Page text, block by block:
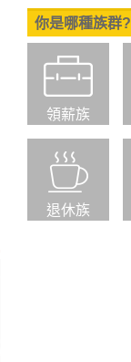
你是哪種族群?
領薪族
退休族